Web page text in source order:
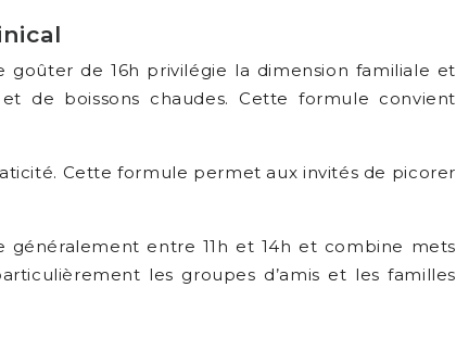
de 16h privilégie la dimension familiale et
de boissons chaudes. Cette formule convient
Cette formule permet aux invités de picorer
généralement entre 11h et 14h et combine mets
les groupes d’amis et les familles